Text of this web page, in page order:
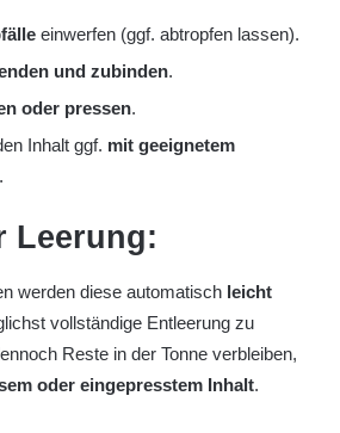
einwerfen (ggf. abtropfen lassen).
und zubinden.
oder pressen.
Inhalt ggf. mit geeignetem
.
Leerung:
werden diese automatisch leicht
vollständige Entleerung zu
Reste in der Tonne verbleiben,
oder eingepresstem Inhalt.